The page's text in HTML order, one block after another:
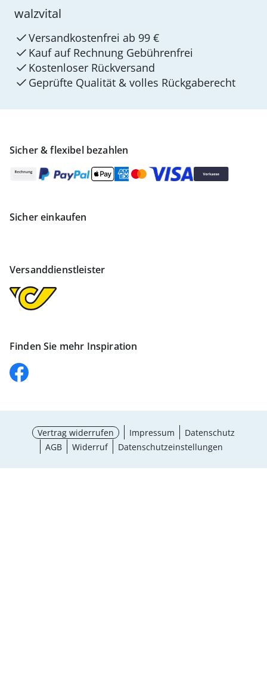
Sicher & flexibel bezahlen
Sicher einkaufen
Versanddienstleister
Finden Sie mehr Inspiration
walzvital
Versandkostenfrei ab 99 €
Kauf auf Rechnung Gebührenfrei
Kostenloser Rückversand
Geprüfte Qualität & volles Rückgaberecht
Vertrag widerrufen Impressum
Datenschutz
AGB
Widerruf Datenschutzeinstellungen